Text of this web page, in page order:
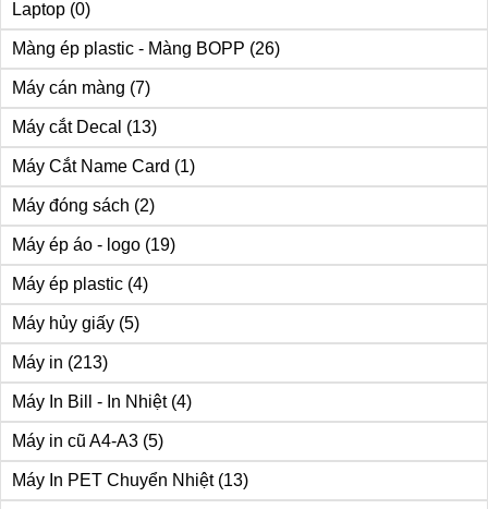
Laptop (0)
Màng ép plastic - Màng BOPP (26)
Máy cán màng (7)
Máy cắt Decal (13)
Máy Cắt Name Card (1)
Máy đóng sách (2)
Máy ép áo - logo (19)
Máy ép plastic (4)
Máy hủy giấy (5)
Máy in (213)
Máy In Bill - In Nhiệt (4)
Máy in cũ A4-A3 (5)
Máy In PET Chuyển Nhiệt (13)